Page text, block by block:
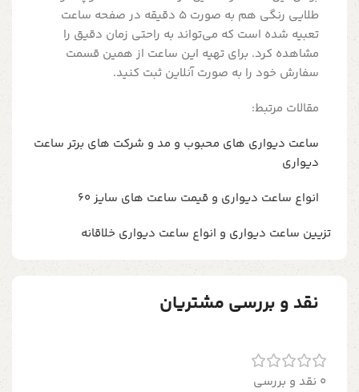
طلایی رنگی هم به صورت 5 دقیقه در صفحه ساعت
تعبیه شده است که می‌تواند به راحتی زمان دقیق را
مشاهده کرد. برای تهیه این ساعت از همین قسمت
سفارش خود را به صورت آنلاین ثبت کنید.
مقالات مرتبط:
ساعت دیواری های محبوب و مد و شرکت های برتر ساعت
دیواری
انواع ساعت دیواری و قیمت ساعت های سایز 60
تزیین ساعت دیواری و انواع ساعت دیواری خلاقانه
نقد و بررسی مشتریان
0 نقد و بررسی